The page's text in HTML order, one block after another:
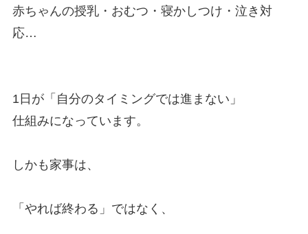
赤ちゃんの授乳・おむつ・寝かしつけ・泣き対
応…
1日が「自分のタイミングでは進まない」
仕組みになっています。
しかも家事は、
「やれば終わる」ではなく、